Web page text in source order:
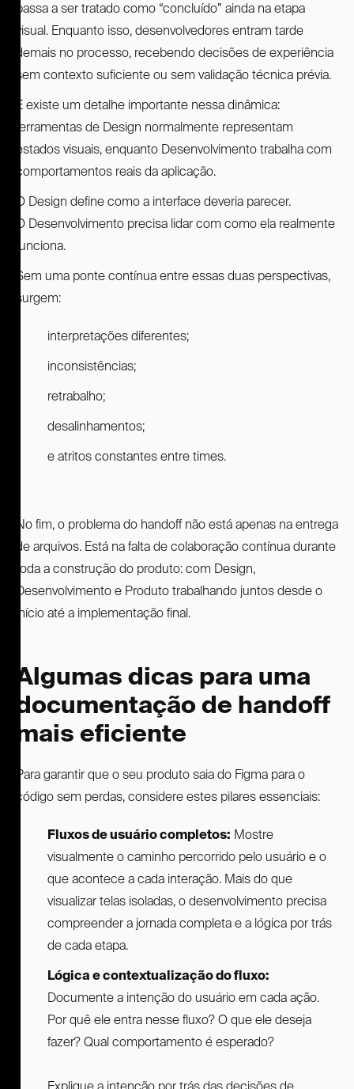
passa a ser tratado como “concluído” ainda na etapa
visual. Enquanto isso, desenvolvedores entram tarde
demais no processo, recebendo decisões de experiência
sem contexto suficiente ou sem validação técnica prévia.
E existe um detalhe importante nessa dinâmica:
ferramentas de Design normalmente representam
estados visuais, enquanto Desenvolvimento trabalha com
comportamentos reais da aplicação.
O Design define como a interface deveria parecer.
O Desenvolvimento precisa lidar com como ela realmente
funciona.
Sem uma ponte contínua entre essas duas perspectivas,
surgem:
interpretações diferentes;
inconsistências;
retrabalho;
desalinhamentos;
e atritos constantes entre times.
No fim, o problema do handoff não está apenas na entrega
de arquivos. Está na falta de colaboração contínua durante
toda a construção do produto: com Design,
Desenvolvimento e Produto trabalhando juntos desde o
início até a implementação final.
Algumas dicas para uma
documentação de handoff
mais eficiente
Para garantir que o seu produto saia do Figma para o
código sem perdas, considere estes pilares essenciais:
Fluxos de usuário completos: Mostre
visualmente o caminho percorrido pelo usuário e o
que acontece a cada interação. Mais do que
visualizar telas isoladas, o desenvolvimento precisa
compreender a jornada completa e a lógica por trás
de cada etapa.
Lógica e contextualização do fluxo:
Documente a intenção do usuário em cada ação.
Por quê ele entra nesse fluxo? O que ele deseja
fazer? Qual comportamento é esperado?
Explique a intenção por trás das decisões de